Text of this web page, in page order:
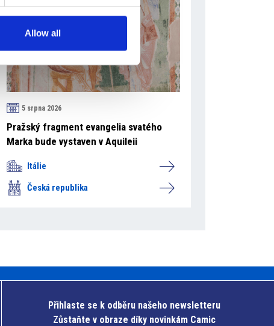
Allow all
5 srpna 2026
Pražský fragment evangelia svatého
Marka bude vystaven v Aquileii
Itálie
Česká republika
Přihlaste se k odběru našeho newsletteru
Zůstaňte v obraze díky novinkám Camic